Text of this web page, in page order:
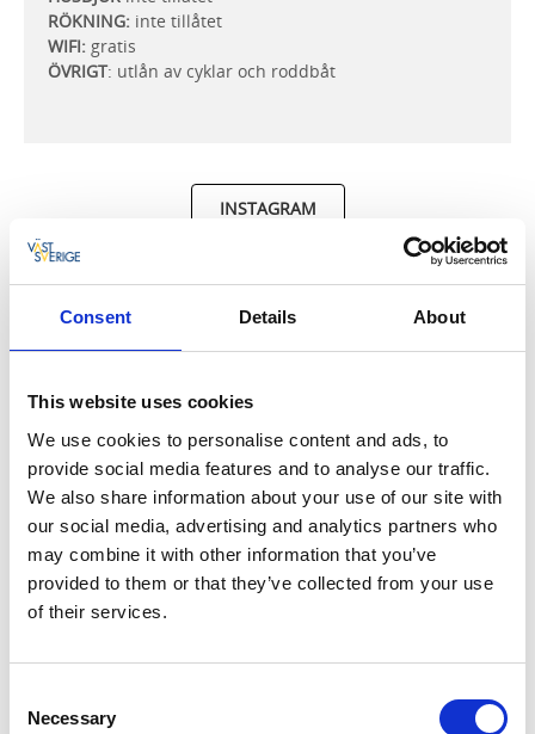
Consent Details About
This website uses cookies
We use cookies to personalise content and ads, to
provide social media features and to analyse our traffic.
We also share information about your use of our site with
our social media, advertising and analytics partners who
may combine it with other information that you’ve
provided to them or that they’ve collected from your use
of their services.
Selection
Necessary
RÖKNING: inte tillåtet
WIFI: gratis
ÖVRIGT: utlån av cyklar och roddbåt
INSTAGRAM
OM BOENDET
Förutom att Anna lånar ut sin roddbåt och cyklar
under ditt besök, så finns även en kamin som ger
som gör att du kan vistas här under längre tid och en
härlig utsikt över Mullsjön. Vid förfrågan kan tre extra
sängar finnas för utlån.
Du har separat cykelväg hela vägen till Hjo. Husets
bakgård är i anslutning till Högalidens Friluftsområde,
ett rekreationsområde sommar som vinter.
australisk gästfrihet. Varmt välkommen!
VAR LIGGER BOENDET?